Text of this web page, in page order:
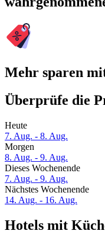
Mehr sparen
Überprüfe die
Heute
7. Aug. - 8. Aug.
Morgen
8. Aug. - 9. Aug.
Dieses Wochenende
7. Aug. - 9. Aug.
Nächstes Wochenende
14. Aug. - 16. Aug.
Hotels mit